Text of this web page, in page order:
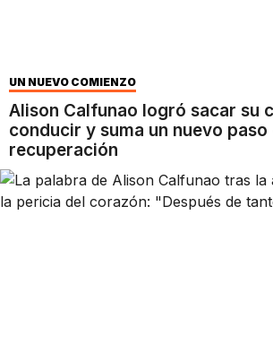
UN NUEVO COMIENZO
Alison Calfunao logró sacar su
conducir y suma un nuevo paso
recuperación